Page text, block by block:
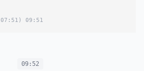
09:51
(07:51 in your timezone)
09:52